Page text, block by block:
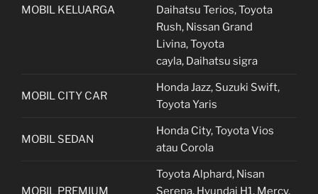
MOBIL KELUARGA
Daihatsu Terios, Toyota
Rush, Nissan Grand
Livina, Toyota
cayla, Daihatsu sigra
MOBIL CITY CAR
Honda Jazz, Suzuki Swift,
Toyota Yaris
MOBIL SEDAN
Honda City, Toyota Vios
atau Corola
MOBIL PREMIUM
Toyota Alphard, Nisan
Serena, Hyundai H1, Mercy,